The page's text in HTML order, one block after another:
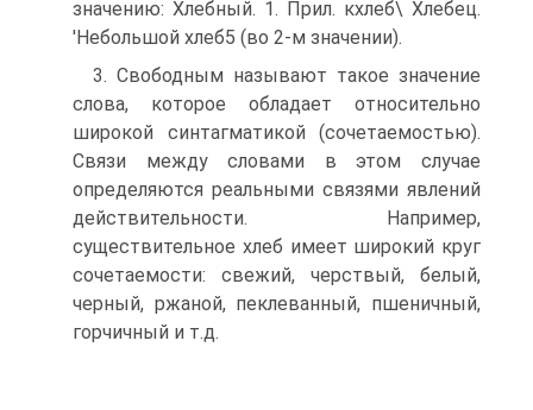
значению: Хлебный. 1. Прил. кхлеб\ Хлебец.
'Небольшой хлеб5 (во 2-м значении).
3. Свободным называют такое значение
слова, которое обладает относительно
широкой синтагматикой (сочетаемостью).
Связи между словами в этом случае
определяются реальными связями явлений
действительности. Например,
существительное хлеб имеет широкий круг
сочетаемости: свежий, черствый, белый,
черный, ржаной, пеклеванный, пшеничный,
горчичный и т.д.